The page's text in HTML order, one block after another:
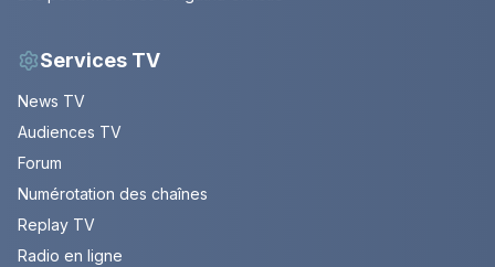
Services TV
News TV
Audiences TV
Forum
Numérotation des chaînes
Replay TV
Radio en ligne